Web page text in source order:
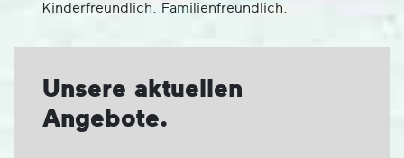
Unsere aktuellen
Angebote.
Kinderfreundlich. Familienfreundlich.